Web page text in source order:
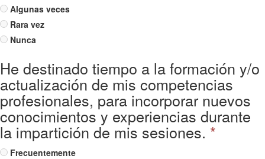
Algunas veces
Rara vez
Nunca
He destinado tiempo a la formación y/o
actualización de mis competencias
profesionales, para incorporar nuevos
conocimientos y experiencias durante
la impartición de mis sesiones. *
Frecuentemente